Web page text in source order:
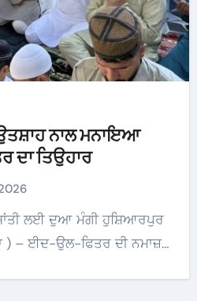
ਨਾਲ ਮਨਾਇਆ
ਤਿਉਹਾਰ
) – ਈਦ-ਉਲ-ਫਿਤਰ ਦੀ ਨਮਾਜ਼…